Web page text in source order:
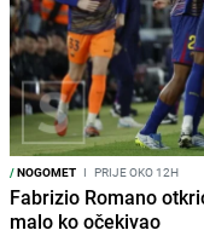
/NOGOMET I PRIJE OKO 12H
Fabrizio Romano
malo ko očekivao